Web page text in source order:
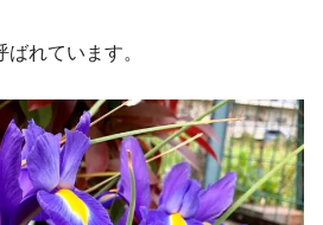
ばれています。